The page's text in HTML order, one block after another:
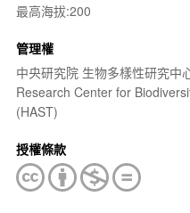
最高海拔:200
管理權
中央研究院 生物多樣性研究中
Research Center for
(HAST)
授權條款